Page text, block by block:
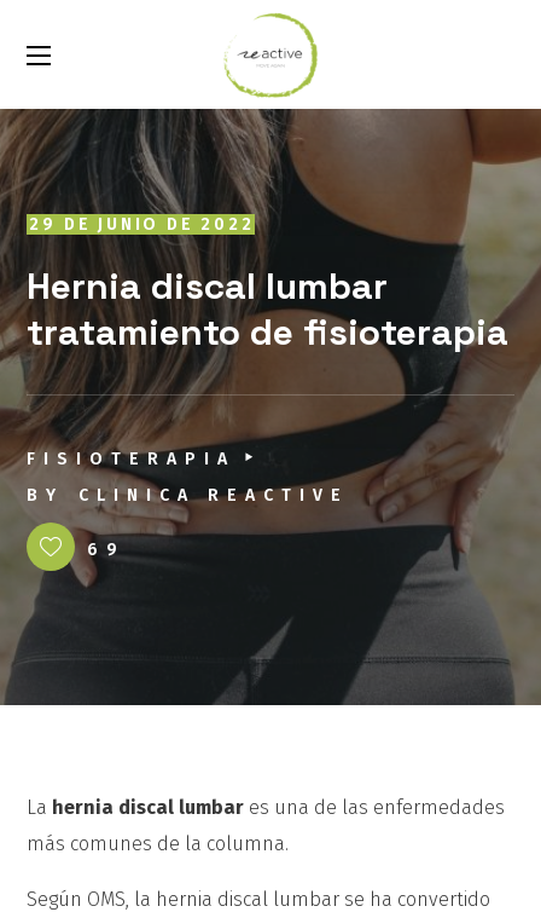
29 DE JUNIO DE 2022
Hernia discal lumbar
tratamiento de fisioterapia
FISIOTERAPIA
BY
CLINICA REACTIVE
69
La hernia discal lumbar es una de las enfermedades
más comunes de la columna.
Según OMS, la hernia discal lumbar se ha convertido